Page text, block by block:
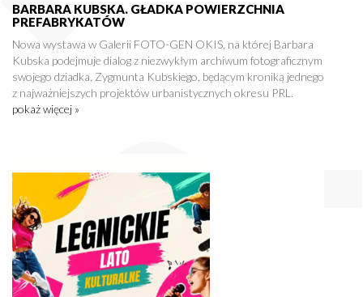
BARBARA KUBSKA. GŁADKA POWIERZCHNIA
PREFABRYKATÓW
Nowa wystawa w Galerii FOTO-GEN OKIS, na której Barbara
Kubska podejmuje dialog z niezwykłym archiwum fotograficznym
swojego dziadka, Zygmunta Kubskiego, będącym kroniką jednego
z najważniejszych projektów urbanistycznych okresu PRL.
pokaż więcej »